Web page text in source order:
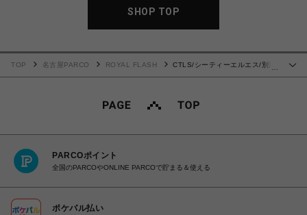
SHOP TOP
…
TOP 名古屋PARCO ROYAL FLASH
CTLS/シーティーエルエス/別注
PARCOポイント
全国のPARCOやONLINE PARCOで貯まる＆使える
ポケパル払い